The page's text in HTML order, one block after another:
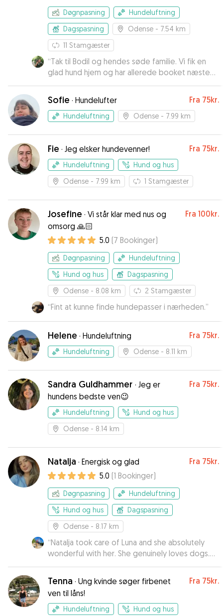
Døgnpasning
Hundeluftning
Dagspasning
Odense - 7.54 km
11 Stamgæster
“Tak til Bodil og hendes søde familie. Vi fik en
glad hund hjem og har allerede booket næste
pasning.”
Sofie · Hundelufter Fra 75kr.
Hundeluftning Odense - 7.99 km
Fie · Jeg elsker hundevenner! Fra 75kr.
Hundeluftning
Hund og hus
Odense - 7.99 km 1 Stamgæster
Josefine · Vi står klar med nus og
omsorg 🙏🏻
Fra 100kr.
5.0 (7 Bookinger)
Døgnpasning
Hundeluftning
Hund og hus
Dagspasning
Odense - 8.08 km 2 Stamgæster
“Fint at kunne finde hundepasser i nærheden.”
Helene · Hundeluftning Fra 75kr.
Hundeluftning Odense - 8.11 km
Sandra Guldhammer · Jeg er
hundens bedste ven😉
Fra 75kr.
Hundeluftning
Hund og hus
Odense - 8.14 km
Natalja · Energisk og glad Fra 75kr.
5.0 (1 Bookinger)
Døgnpasning
Hundeluftning
Hund og hus
Dagspasning
Odense - 8.17 km
“Natalja took care of Luna and she absolutely
wonderful with her. She genuinely loves dogs.
And Luna had a good feeling about her when
she met her the first time. She took Luna for
walks, played with her, and made sure she felt
loved and safe the entire time. I’ll definitely be
booking her again! Thank you so much for taking
Tenna · Ung kvinde søger firbenet
ven til låns!
Fra 75kr.
Hundeluftning
Hund og hus